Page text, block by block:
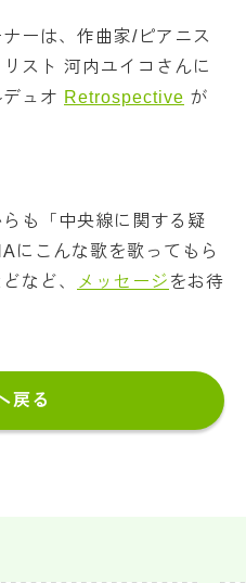
ーは、作曲家/ピアニス
スト 河内ユイコさんに
ュオ Retrospective が
も「中央線に関する疑
にこんな歌を歌ってもら
など、
メッセージ をお待
戻る